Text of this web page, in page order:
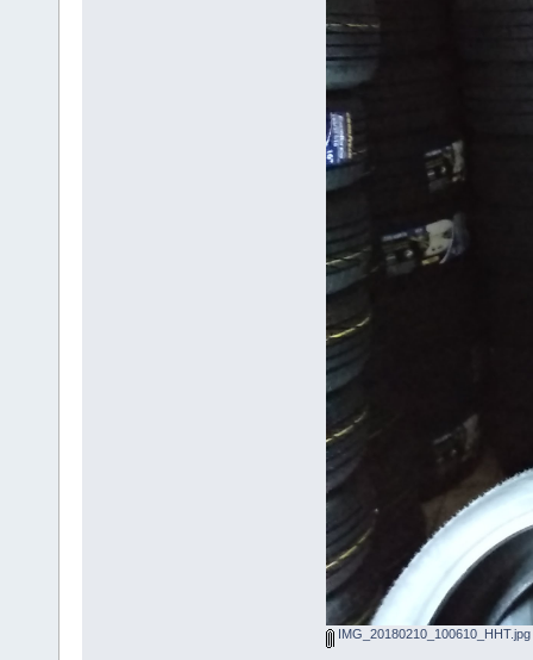
IMG_20180210_100610_HHT.jpg